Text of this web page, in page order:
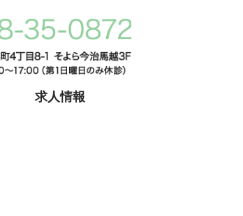
市馬越町
求人情報